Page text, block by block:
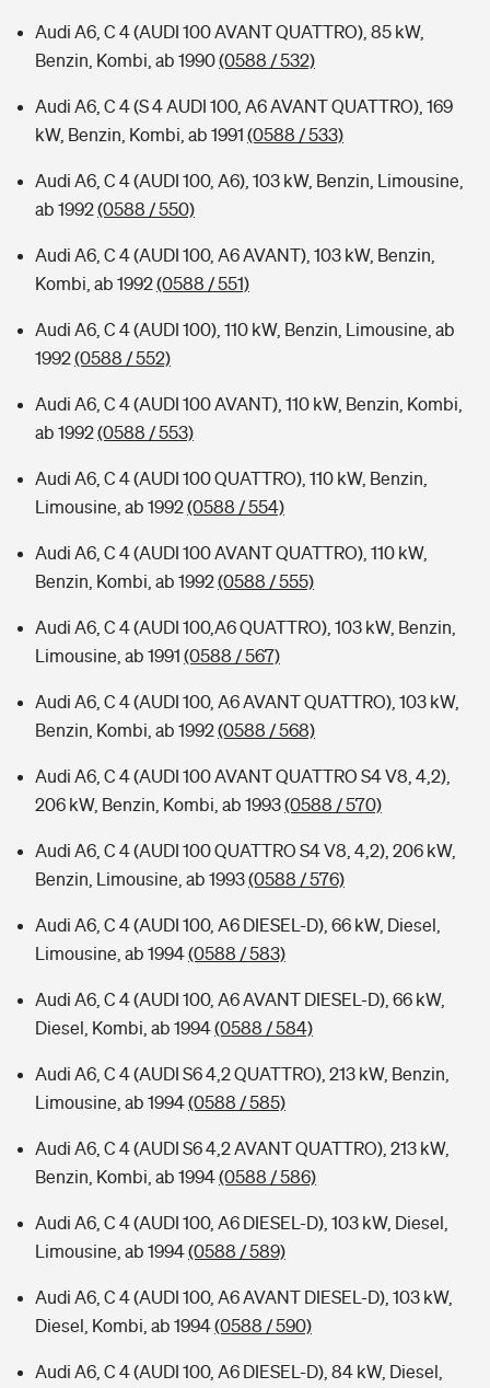
Audi A6, C 4 (AUDI 100 AVANT QUATTRO), 85 kW,
Benzin, Kombi, ab 1990(0588 / 532)
Audi A6, C 4 (S 4 AUDI 100, A6 AVANT QUATTRO), 169
kW, Benzin, Kombi, ab 1991 (0588 / 533)
Audi A6, C 4 (AUDI 100, A6), 103 kW, Benzin, Limousine,
ab 1992(0588 / 550)
Audi A6, C 4 (AUDI 100, A6 AVANT), 103 kW, Benzin,
Kombi, ab 1992(0588 / 551)
Audi A6, C 4 (AUDI 100), 110 kW, Benzin, Limousine, ab
1992(0588 / 552)
Audi A6, C 4 (AUDI 100 AVANT), 110 kW, Benzin, Kombi,
ab 1992(0588 / 553)
Audi A6, C 4 (AUDI 100 QUATTRO), 110 kW, Benzin,
Limousine, ab 1992(0588 / 554)
Audi A6, C 4 (AUDI 100 AVANT QUATTRO), 110 kW,
Benzin, Kombi, ab 1992(0588 / 555)
Audi A6, C 4 (AUDI 100,A6 QUATTRO), 103 kW, Benzin,
Limousine, ab 1991 (0588 / 567)
Audi A6, C 4 (AUDI 100, A6 AVANT QUATTRO), 103 kW,
Benzin, Kombi, ab 1992(0588 / 568)
Audi A6, C 4 (AUDI 100 AVANT QUATTRO S4 V8, 4,2),
206 kW, Benzin, Kombi, ab 1993(0588 / 570)
Audi A6, C 4 (AUDI 100 QUATTRO S4 V8, 4,2), 206 kW,
Benzin, Limousine, ab 1993(0588 / 576)
Audi A6, C 4 (AUDI 100, A6 DIESEL-D), 66 kW, Diesel,
Limousine, ab 1994(0588 / 583)
Audi A6, C 4 (AUDI 100, A6 AVANT DIESEL-D), 66 kW,
Diesel, Kombi, ab 1994(0588 / 584)
Audi A6, C 4 (AUDI S6 4,2 QUATTRO), 213 kW, Benzin,
Limousine, ab 1994(0588 / 585)
Audi A6, C 4 (AUDI S6 4,2 AVANT QUATTRO), 213 kW,
Benzin, Kombi, ab 1994(0588 / 586)
Audi A6, C 4 (AUDI 100, A6 DIESEL-D), 103 kW, Diesel,
Limousine, ab 1994(0588 / 589)
Audi A6, C 4 (AUDI 100, A6 AVANT DIESEL-D), 103 kW,
Diesel, Kombi, ab 1994(0588 / 590)
Audi A6, C 4 (AUDI 100, A6 DIESEL-D), 84 kW, Diesel,